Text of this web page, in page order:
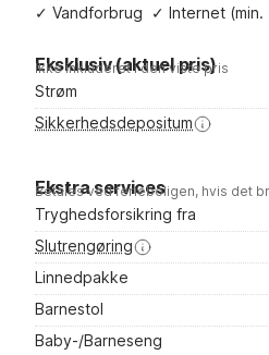
✓ Vandforbrug ✓ Internet
Eksklusiv (aktuel pris)
Ikke inkluderet i den viste pris
Strøm
Sikkerhedsdepositum
Ekstra services
Betales ved ferieboligen, hvis det
Tryghedsforsikring fra
Slutrengøring
Linnedpakke
Barnestol
Baby-/Barneseng